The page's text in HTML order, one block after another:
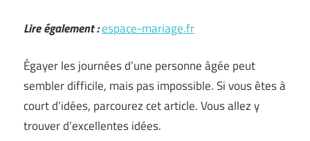
Lire également :espace-mariage.fr
Égayer les journées d’une personne âgée peut
sembler difficile, mais pas impossible. Si vous êtes à
court d’idées, parcourez cet article. Vous allez y
trouver d’excellentes idées.